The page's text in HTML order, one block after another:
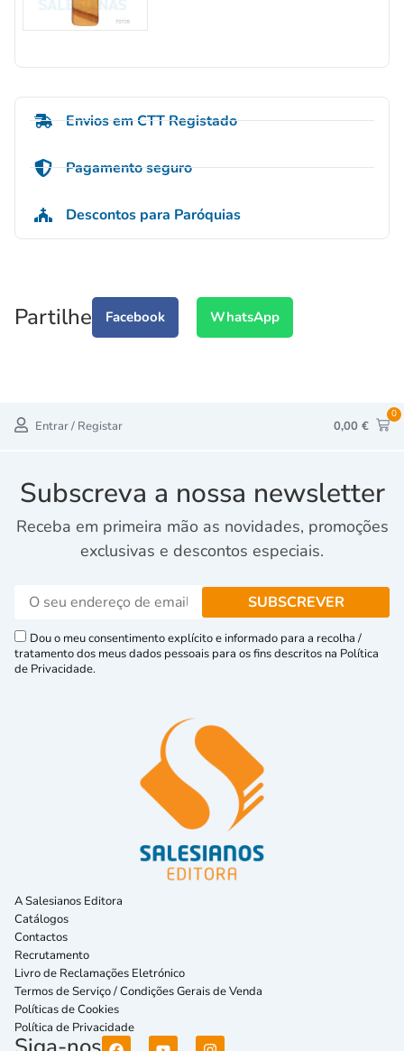
Envios em CTT Registado
Pagamento seguro
Descontos para Paróquias
Partilhe Facebook WhatsApp
Entrar / Registar 0,00 €
0
Subscreva a nossa newsletter
Receba em primeira mão as novidades, promoções
exclusivas e descontos especiais.
Dou o meu consentimento explícito e informado para a recolha /
tratamento dos meus dados pessoais para os fins descritos na Política
de Privacidade.
A Salesianos Editora
Catálogos
Contactos
Recrutamento
Livro de Reclamações Eletrónico
Termos de Serviço / Condições Gerais de Venda
Políticas de Cookies
Política de Privacidade